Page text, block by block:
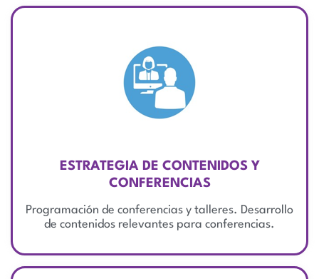
ESTRATEGIA DE CONTENIDOS Y
CONFERENCIAS
Programación de conferencias y talleres. Desarrollo
de contenidos relevantes para conferencias.